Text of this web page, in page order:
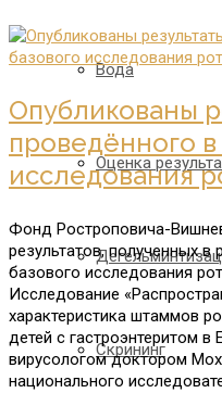
Вода
Оценка
Скрининг
Опубликованы
проведённого в
исследования
Фонд Ростроповича-
результатов, полученных в
базового исследования
Исследование
характеристика штаммов
детей с гастроэнтеритом в
вирусологом доктором
национального